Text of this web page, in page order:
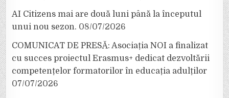
AI Citizens mai are două luni până la începutul
unui nou sezon. 08/07/2026
COMUNICAT DE PRESĂ: Asociația NOI a finalizat
cu succes proiectul Erasmus+ dedicat dezvoltării
competențelor formatorilor în educația adulților
07/07/2026